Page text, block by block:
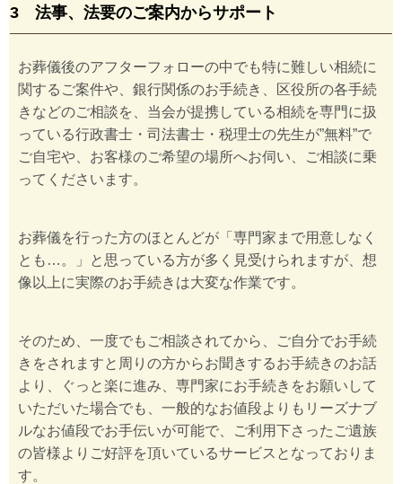
3 法事、法要のご案内からサポート
お葬儀後のアフターフォローの中でも特に難しい相続に
関するご案件や、銀行関係のお手続き、区役所の各手続
きなどのご相談を、当会が提携している相続を専門に扱
っている行政書士・司法書士・税理士の先生が”無料”で
ご自宅や、お客様のご希望の場所へお伺い、ご相談に乗
ってくださいます。
お葬儀を行った方のほとんどが「専門家まで用意しなく
とも…。」と思っている方が多く見受けられますが、想
像以上に実際のお手続きは大変な作業です。
そのため、一度でもご相談されてから、ご自分でお手続
きをされますと周りの方からお聞きするお手続きのお話
より、ぐっと楽に進み、専門家にお手続きをお願いして
いただいた場合でも、一般的なお値段よりもリーズナブ
ルなお値段でお手伝いが可能で、ご利用下さったご遺族
の皆様よりご好評を頂いているサービスとなっておりま
す。